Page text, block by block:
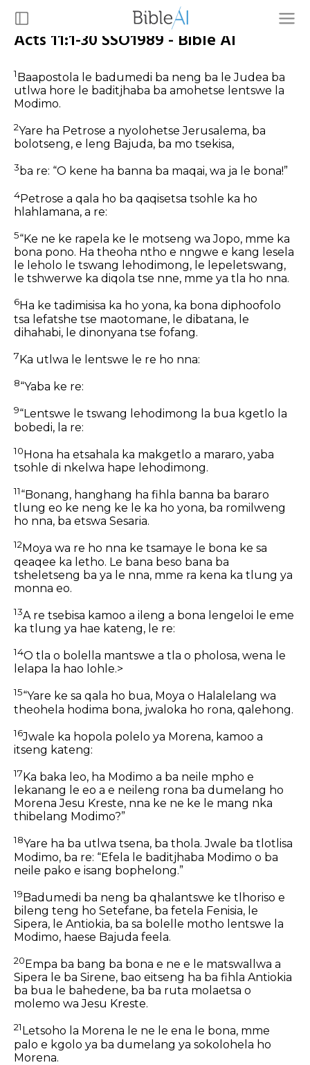
Acts 11:1-30 SSO1989 - Bible AI
1Baapostola le badumedi ba neng ba le Judea ba
utlwa hore le baditjhaba ba amohetse lentswe la
Modimo.
2Yare ha Petrose a nyolohetse Jerusalema, ba
bolotseng, e leng Bajuda, ba mo tsekisa,
3ba re: “O kene ha banna ba maqai, wa ja le bona!”
4Petrose a qala ho ba qaqisetsa tsohle ka ho
hlahlamana, a re:
5“Ke ne ke rapela ke le motseng wa Jopo, mme ka
bona pono. Ha theoha ntho e nngwe e kang lesela
le leholo le tswang lehodimong, le lepeletswang,
le tshwerwe ka diqola tse nne, mme ya tla ho nna.
6Ha ke tadimisisa ka ho yona, ka bona diphoofolo
tsa lefatshe tse maotomane, le dibatana, le
dihahabi, le dinonyana tse fofang.
7Ka utlwa le lentswe le re ho nna:
8“Yaba ke re:
9“Lentswe le tswang lehodimong la bua kgetlo la
bobedi, la re:
10Hona ha etsahala ka makgetlo a mararo, yaba
tsohle di nkelwa hape lehodimong.
11“Bonang, hanghang ha fihla banna ba bararo
tlung eo ke neng ke le ka ho yona, ba romilweng
ho nna, ba etswa Sesaria.
12Moya wa re ho nna ke tsamaye le bona ke sa
qeaqee ka letho. Le bana beso bana ba
tsheletseng ba ya le nna, mme ra kena ka tlung ya
monna eo.
13A re tsebisa kamoo a ileng a bona lengeloi le eme
ka tlung ya hae kateng, le re:
14O tla o bolella mantswe a tla o pholosa, wena le
lelapa la hao lohle.>
15“Yare ke sa qala ho bua, Moya o Halalelang wa
theohela hodima bona, jwaloka ho rona, qalehong.
16Jwale ka hopola polelo ya Morena, kamoo a
itseng kateng:
17 Ka baka leo, ha Modimo a ba neile mpho e
lekanang le eo a e neileng rona ba dumelang ho
Morena Jesu Kreste, nna ke ne ke le mang nka
thibelang Modimo?”
18Yare ha ba utlwa tsena, ba thola. Jwale ba tlotlisa
Modimo, ba re: “Efela le baditjhaba Modimo o ba
neile pako e isang bophelong.”
19Badumedi ba neng ba qhalantswe ke tlhoriso e
bileng teng ho Setefane, ba fetela Fenisia, le
Sipera, le Antiokia, ba sa bolelle motho lentswe la
Modimo, haese Bajuda feela.
20 Empa ba bang ba bona e ne e le matswallwa a
Sipera le ba Sirene, bao eitseng ha ba fihla Antiokia
ba bua le bahedene, ba ba ruta molaetsa o
molemo wa Jesu Kreste.
21 Letsoho la Morena le ne le ena le bona, mme
palo e kgolo ya ba dumelang ya sokolohela ho
Morena.